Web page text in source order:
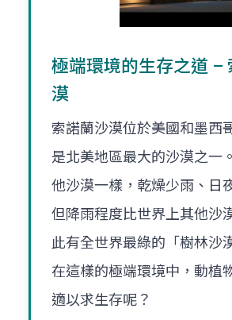
極端環境的生存之道 –
漠
索諾蘭沙漠位於美國和墨西
是北美地區最大的沙漠之一
他沙漠一樣，乾燥少雨、日
但降雨程度比世界上其他沙
此有全世界最綠的「樹林沙
在這樣的極端環境中，動植
適以求生存呢？